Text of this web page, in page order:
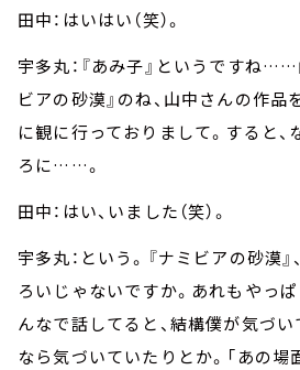
田中：はいはい（笑）。
宇多丸：『あみ子』というですね……
ビアの砂漠』のね、山中さんの作品
に観に行っておりまして。すると、
ろに……。
田中：はい、いました（笑）。
宇多丸：という。『ナミビアの砂漠
ろいじゃないですか。あれもやっ
んなで話してると、結構僕が気づ
なら気づいていたりとか。「あの場